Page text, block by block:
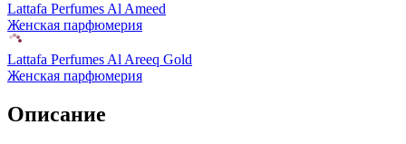
Lattafa Perfumes Al Ameed
Женская парфюмерия
Lattafa Perfumes Al Areeq Gold
Женская парфюмерия
Описание